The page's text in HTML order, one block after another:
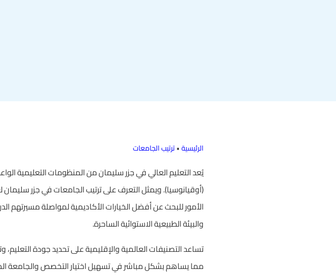
الرئيسية•ترتيب الجامعات
يُعد التعليم العالي في جزر سليمان من المنظومات التعليمية
الأمور للبحث عن أفضل الخيارات الأكاديمية لمواصلة مسيرتهم
والبيئة الطبيعية الاستوائية الساحرة.
تساعد التصنيفات العالمية والإقليمية على تحديد جودة
مما يساهم بشكل مباشر في تسهيل اختيار التخصص والجامعة